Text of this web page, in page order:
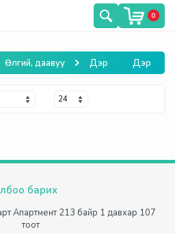
0
Өлгий, даавуу Дэр Дэр
барих
Апартмент 213 байр 1 давхар 107
тоот